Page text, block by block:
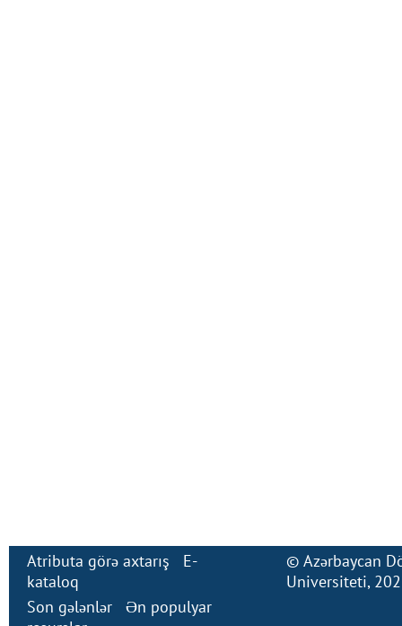
Atributa görə axtarış
E-
kataloq
Son gələnlər
Ən populyar
© Azərbaycan
Universiteti,